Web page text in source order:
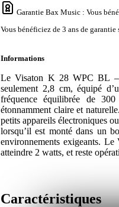
Garantie Bax Music : Vous
Vous bénéficiez de 3 ans de
Informations
Le Visaton K 28 WPC BL –
seulement 2,8 cm, équipé
fréquence équilibrée de
étonnamment claire et
petits appareils électroniques
lorsqu’il est monté dans un
environnements exigeants.
atteindre 2 watts, et reste
Caractéristiques